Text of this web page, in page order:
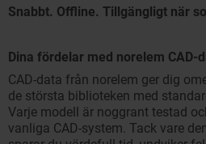
Snabbt. Offline. Tillgängligt när
Dina fördelar med norelem CAD-
CAD-data från norelem ger dig
de största biblioteken med
Varje modell är noggrant testad
vanliga CAD-system. Tack vare